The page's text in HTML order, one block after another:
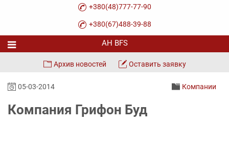
+380(48)777-77-90
+380(67)488-39-88
Архив новостей Оставить заявку
05-03-2014 Компании
Компания Грифон Буд